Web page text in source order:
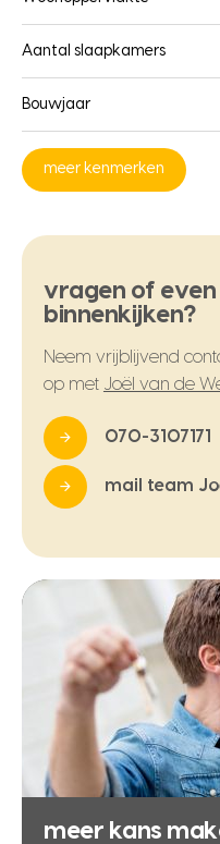
Aantal slaapkamers
Bouwjaar
meer kenmerken
vragen of even
binnenkijken?
Neem vrijblijvend
op met Joël van de
070-3107171
mail team
meer kans